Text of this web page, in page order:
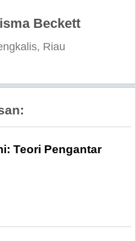
Beckett
Riau
Teori Pengantar